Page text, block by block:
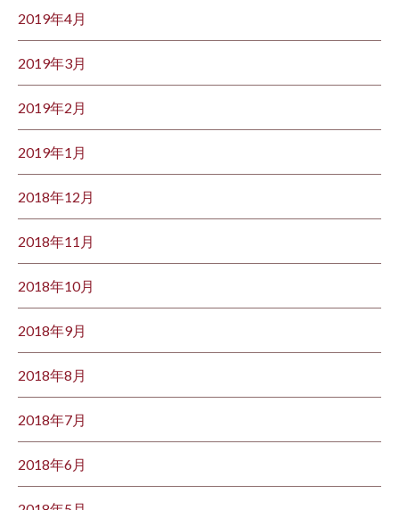
2019年4月
2019年3月
2019年2月
2019年1月
2018年12月
2018年11月
2018年10月
2018年9月
2018年8月
2018年7月
2018年6月